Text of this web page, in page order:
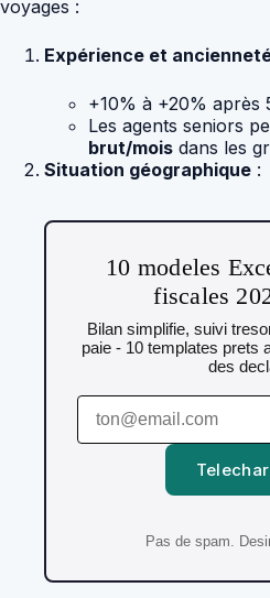
voyages :
Expérience et
+10% à +20% après
Les agents seniors
brut/mois dans les
Situation géographique :
10 modeles
fiscales
Bilan simplifie, suivi
paie - 10 templates prets
des
Pas de spam.